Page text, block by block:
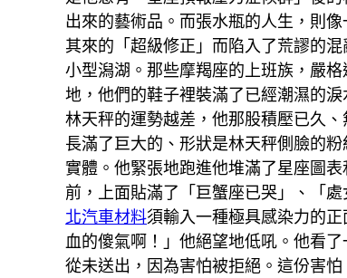
出來的藝術品。而張水瓶的人生，則
其來的「超級修正」而陷入了荒謬的
小型潟湖。那些摩羯座的上班族，嚴
地，他們的鞋子裡裝滿了已經潮濕的
林天秤的運勢越差，他那股積壓已久
長滿了巨大的、形狀是林天秤側臉的
實體。他緊張地跑進他堆滿了星座圖
前，上面貼滿了「巨蟹座已哭」、「
北汽車材料須輸入一種極具感染力的
血的傻氣啊！」他絕望地低吼。他看
從未送出，因為害怕被拒絕。這份害